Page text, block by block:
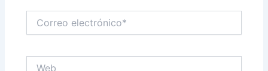
electrónico*